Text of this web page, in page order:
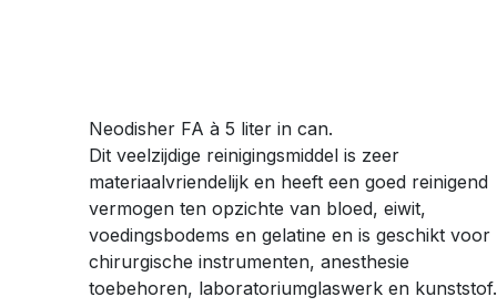
Neodisher FA à 5 liter in can.
Dit veelzijdige reinigingsmiddel is zeer
materiaalvriendelijk en heeft een goed reinigend
vermogen ten opzichte van bloed, eiwit,
voedingsbodems en gelatine en is geschikt voor
chirurgische instrumenten, anesthesie
toebehoren, laboratoriumglaswerk en kunststof.